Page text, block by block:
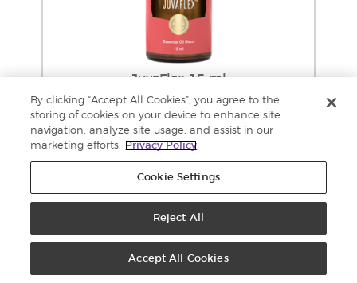
JuvaFlex 15 ml
82.00 PV
РОЗНИЧНАЯ ЦЕНА: € 108,67
ОПТОВАЯ ЦЕНА: € 82,59
Добавить в
By clicking “Accept All Cookies”, you agree to the
storing of cookies on your device to enhance site
navigation, analyze site usage, and assist in our
marketing efforts.
Privacy Policy
Cookie Settings
Reject All
Accept All Cookies